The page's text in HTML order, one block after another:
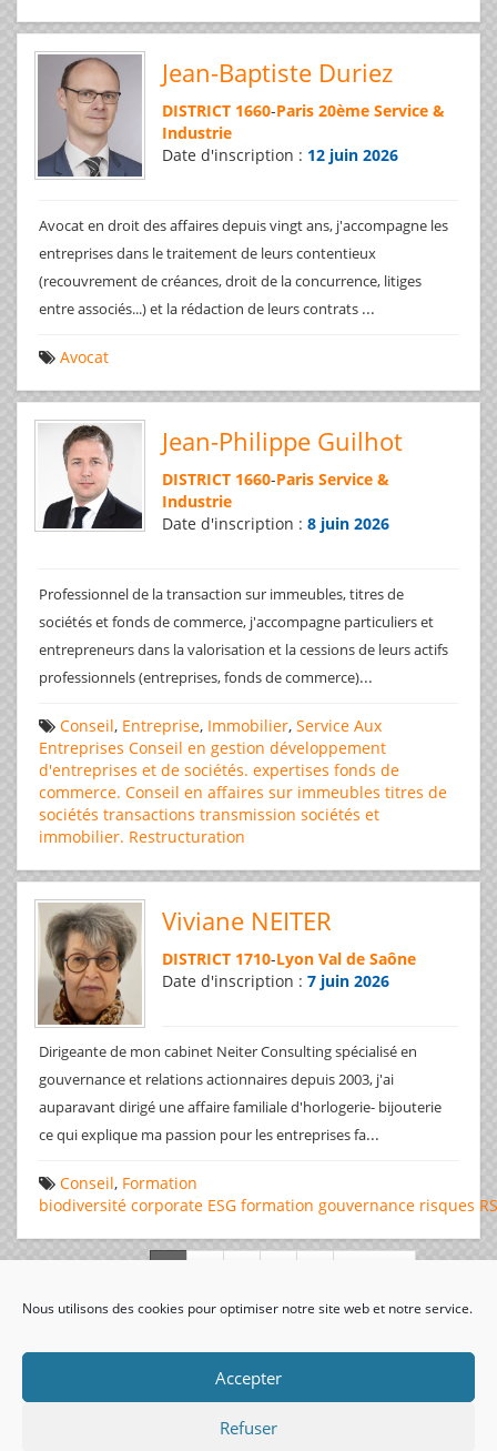
Nous utilisons des cookies pour optimiser notre site web et notre service.
Accepter
Refuser
Jean-Baptiste Duriez
DISTRICT 1660-Paris 20ème Service &
Industrie
Date d'inscription : 12 juin 2026
Avocat en droit des affaires depuis vingt ans, j'accompagne les
entreprises dans le traitement de leurs contentieux
(recouvrement de créances, droit de la concurrence, litiges
entre associés...) et la rédaction de leurs contrats ...
Avocat
Jean-Philippe Guilhot
DISTRICT 1660-Paris Service &
Industrie
Date d'inscription : 8 juin 2026
Professionnel de la transaction sur immeubles, titres de
sociétés et fonds de commerce, j'accompagne particuliers et
entrepreneurs dans la valorisation et la cessions de leurs actifs
professionnels (entreprises, fonds de commerce)...
Conseil, Entreprise, Immobilier, Service Aux
Entreprises Conseil en gestion développement
d'entreprises et de sociétés. expertises fonds de
commerce. Conseil en affaires sur immeubles titres de
sociétés transactions transmission sociétés et
immobilier. Restructuration
Viviane NEITER
DISTRICT 1710-Lyon Val de Saône
Date d'inscription : 7 juin 2026
Dirigeante de mon cabinet Neiter Consulting spécialisé en
gouvernance et relations actionnaires depuis 2003, j'ai
auparavant dirigé une affaire familiale d'horlogerie- bijouterie
ce qui explique ma passion pour les entreprises fa...
Conseil, Formation
biodiversité corporate ESG formation gouvernance risques
visiteurs uniques: